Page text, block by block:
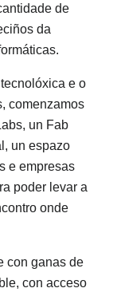
de
da
e o
comenzamos
un Fab
un espazo
e empresas
poder levar a
onde
con ganas de
con acceso